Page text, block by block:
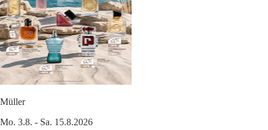
Müller
Mo. 3.8. - Sa. 15.8.2026